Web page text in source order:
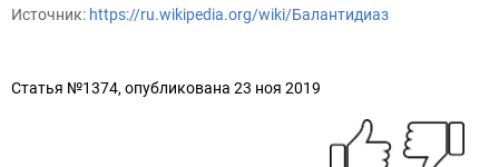
Источник: https://ru.wikipedia.org/wiki/Балантидиаз
Статья №1374, опубликована 23 ноя 2019